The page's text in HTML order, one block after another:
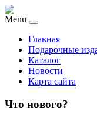
Menu
Главная
Подарочные
Каталог
Новости
Карта сайта
Что нового?